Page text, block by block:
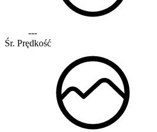
---
Śr. Prędkość